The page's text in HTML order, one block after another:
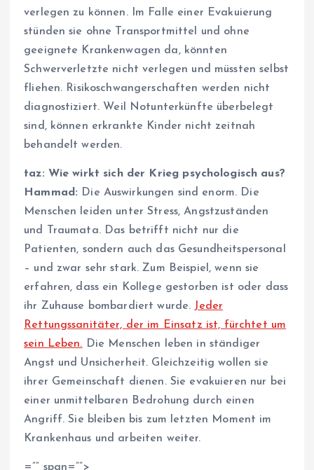
verlegen zu können. Im Falle einer Evakuierung
stünden sie ohne Transportmittel und ohne
geeignete Krankenwagen da, könnten
Schwerverletzte nicht verlegen und müssten selbst
fliehen. Risikoschwangerschaften werden nicht
diagnostiziert. Weil Notunterkünfte überbelegt
sind, können erkrankte Kinder nicht zeitnah
behandelt werden.
taz: Wie wirkt sich der Krieg psychologisch aus?
Hammad: Die Auswirkungen sind enorm. Die
Menschen leiden unter Stress, Angstzuständen
und Traumata. Das betrifft nicht nur die
Patienten, sondern auch das Gesundheitspersonal
– und zwar sehr stark. Zum Beispiel, wenn sie
erfahren, dass ein Kollege gestorben ist oder dass
ihr Zuhause bombardiert wurde. Jeder
Rettungssanitäter, der im Einsatz ist, fürchtet um
sein Leben. Die Menschen leben in ständiger
Angst und Unsicherheit. Gleichzeitig wollen sie
ihrer Gemeinschaft dienen. Sie evakuieren nur bei
einer unmittelbaren Bedrohung durch einen
Angriff. Sie bleiben bis zum letzten Moment im
Krankenhaus und arbeiten weiter.
=”” span=””>